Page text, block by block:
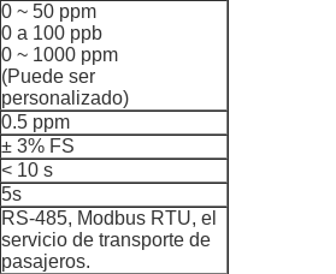
0 ~ 50 ppm
0 a 100 ppb
0 ~ 1000 ppm
(Puede ser
personalizado)
0.5 ppm
± 3% FS
< 10 s
5s
RS-485, Modbus RTU, el
servicio de transporte de
pasajeros.